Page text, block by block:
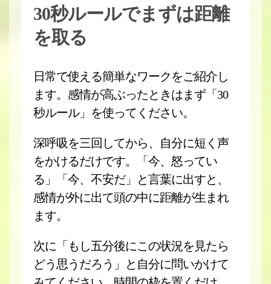
30秒ルールでまずは距離
を取る
日常で使える簡単なワークをご紹介し
ます。感情が高ぶったときはまず「30
秒ルール」を使ってください。
深呼吸を三回してから、自分に短く声
をかけるだけです。「今、怒ってい
る」「今、不安だ」と言葉に出すと、
感情が外に出て頭の中に距離が生まれ
ます。
次に「もし五分後にこの状況を見たら
どう思うだろう」と自分に問いかけて